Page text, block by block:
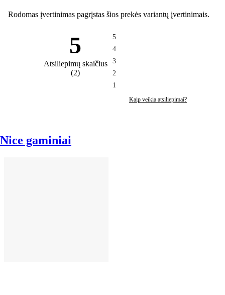
Rodomas įvertinimas pagrįstas šios prekės variantų įvertinimais.
5
Atsiliepimų skaičius
(2)
5
4
3
2
1
Kaip veikia atsiliepimai?
Nice gaminiai